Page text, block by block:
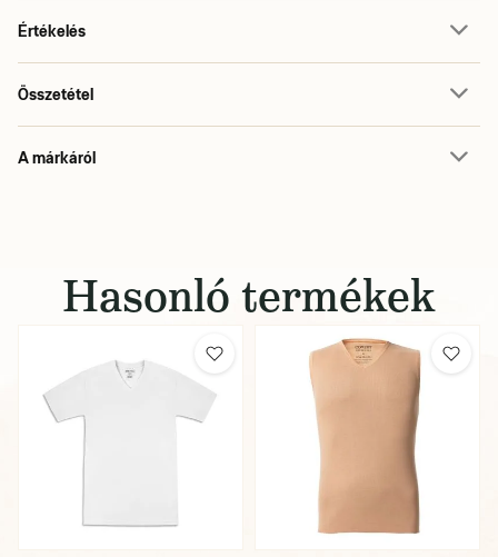
Értékelés
Összetétel
A márkáról
Hasonló termékek